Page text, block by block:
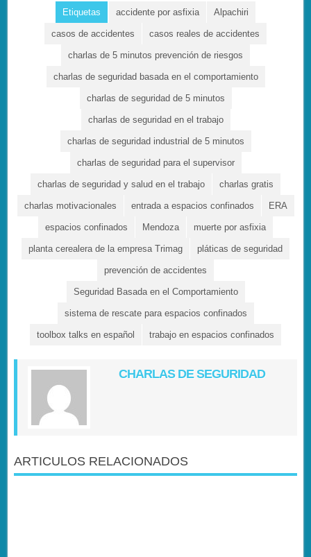
Etiquetas accidente por asfixia Alpachiri
casos de accidentes casos reales de accidentes
charlas de 5 minutos prevención de riesgos
charlas de seguridad basada en el comportamiento
charlas de seguridad de 5 minutos
charlas de seguridad en el trabajo
charlas de seguridad industrial de 5 minutos
charlas de seguridad para el supervisor
charlas de seguridad y salud en el trabajo charlas gratis
charlas motivacionales entrada a espacios confinados ERA
espacios confinados Mendoza muerte por asfixia
planta cerealera de la empresa Trimag pláticas de seguridad
prevención de accidentes
Seguridad Basada en el Comportamiento
sistema de rescate para espacios confinados
toolbox talks en español trabajo en espacios confinados
CHARLAS DE SEGURIDAD
ARTICULOS RELACIONADOS